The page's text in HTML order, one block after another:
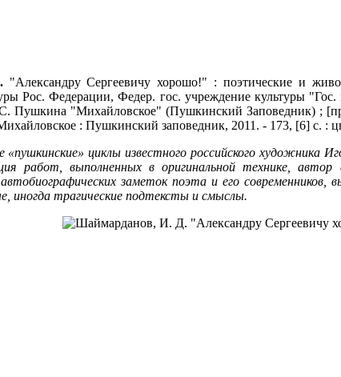
"Александру Сергеевичу хорошо!" : поэтические и
Рос. Федерации, Федер. гос. учреждение культуры
Пушкина "Михайловское" (Пушкинский Заповедник) ;
: Пушкинский заповедник, 2011. - 173, [6] с. :
«пушкинские» циклы известного российского художника
работ, выполненных в оригинальной технике, автор
заметок поэта и его
иногда трагические подтексты и смыслы.